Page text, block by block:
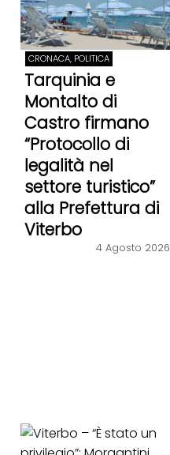
CRONACA, POLITICA
Tarquinia e
Montalto di
Castro firmano
“Protocollo di
legalità nel
settore turistico”
alla Prefettura di
Viterbo
4 Agosto 2026